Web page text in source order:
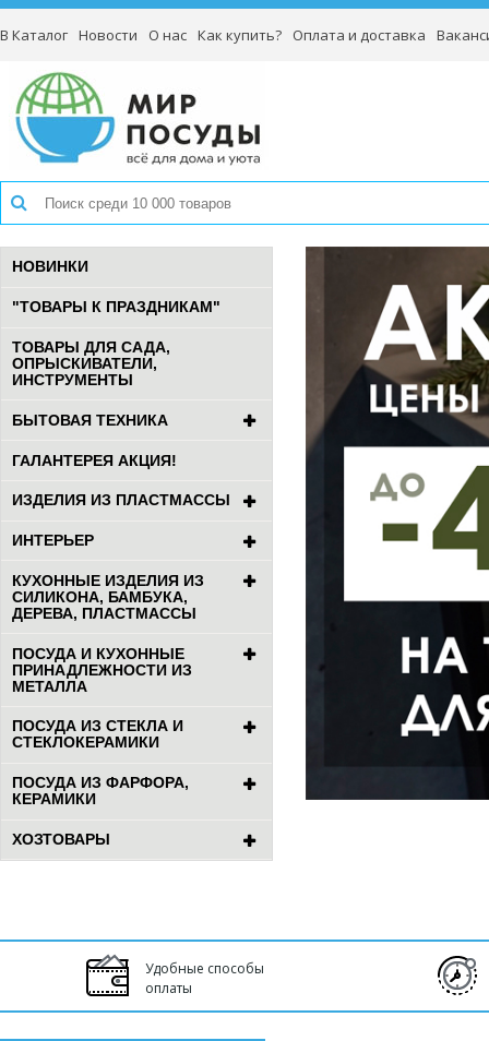
В Каталог Новости О нас Как купить? Оплата и доставка
НОВИНКИ
"ТОВАРЫ К ПРАЗДНИКАМ"
ТОВАРЫ ДЛЯ САДА,
ОПРЫСКИВАТЕЛИ,
ИНСТРУМЕНТЫ
БЫТОВАЯ ТЕХНИКА
ГАЛАНТЕРЕЯ АКЦИЯ!
ИЗДЕЛИЯ ИЗ ПЛАСТМАССЫ
ИНТЕРЬЕР
КУХОННЫЕ ИЗДЕЛИЯ ИЗ
СИЛИКОНА, БАМБУКА,
ДЕРЕВА, ПЛАСТМАССЫ
ПОСУДА И КУХОННЫЕ
ПРИНАДЛЕЖНОСТИ ИЗ
МЕТАЛЛА
ПОСУДА ИЗ СТЕКЛА И
СТЕКЛОКЕРАМИКИ
ПОСУДА ИЗ ФАРФОРА,
КЕРАМИКИ
ХОЗТОВАРЫ
Удобные способы
оплаты